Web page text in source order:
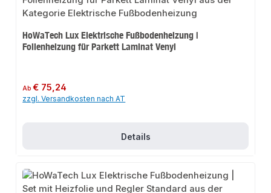
HoWaTech Lux Elektrische Fußbodenheizung |
Folienheizung für Parkett Laminat Venyl
Regulärer Preis:
Ab€ 75,24
zzgl. Versandkosten nach AT
Details